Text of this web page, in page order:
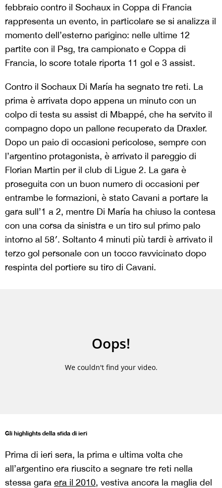
febbraio contro il Sochaux in Coppa di Francia
rappresenta un evento, in particolare se si analizza il
momento dell’esterno parigino: nelle ultime 12
partite con il Psg, tra campionato e Coppa di
Francia, lo score totale riporta 11 gol e 3 assist.
Contro il Sochaux Di María ha segnato tre reti. La
prima è arrivata dopo appena un minuto con un
colpo di testa su assist di Mbappé, che ha servito il
compagno dopo un pallone recuperato da Draxler.
Dopo un paio di occasioni pericolose, sempre con
l’argentino protagonista, è arrivato il pareggio di
Florian Martin per il club di Ligue 2. La gara è
proseguita con un buon numero di occasioni per
entrambe le formazioni, è stato Cavani a portare la
gara sull’1 a 2, mentre Di María ha chiuso la contesa
con una corsa da sinistra e un tiro sul primo palo
intorno al 58′. Soltanto 4 minuti più tardi è arrivato il
terzo gol personale con un tocco ravvicinato dopo
respinta del portiere su tiro di Cavani.
Gli highlights della sfida di ieri
Prima di ieri sera, la prima e ultima volta che
all’argentino era riuscito a segnare tre reti nella
stessa gara era il 2010, vestiva ancora la maglia del